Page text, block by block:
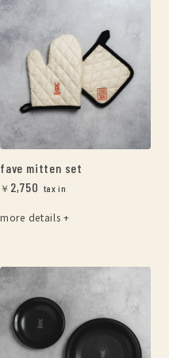
fave mitten set
￥ 2,750
more details +